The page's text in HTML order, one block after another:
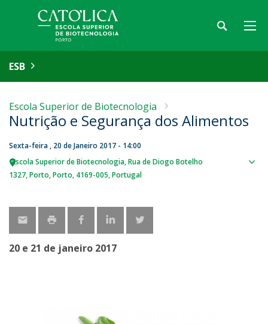
ESB
Escola Superior de Biotecnologia
Nutrição e Segurança dos Alimentos
Sexta-feira , 20 de Janeiro 2017 - 14:00
Escola Superior de Biotecnologia Rua de Diogo Botelho
1327 Porto Porto 4169-005 Portugal
20 e 21 de janeiro 2017